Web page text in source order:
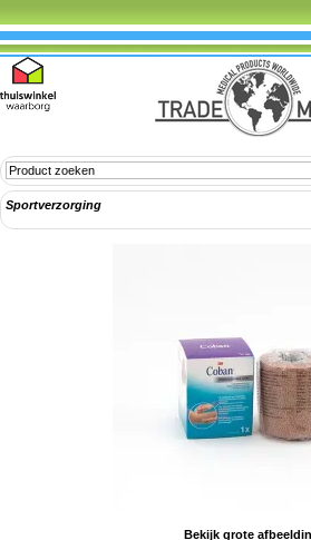
Sportverzorging
Bekijk grote